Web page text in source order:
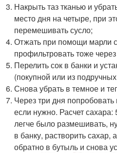
Накрыть таз тканью и
место дня на четыре, при
перемешивать сусло;
Отжать при помощи марли
профильтровать тоже
Перелить сок в банки и
(покупной или из
Снова убрать в темное и
Через три дня попробовать
если нужно. Расчет сахара:
легче было размешивать,
в банку, растворить сахар,
обратно в бутыль и снова